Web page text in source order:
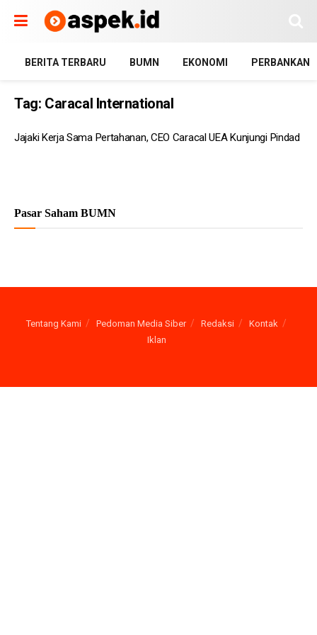
BERITA TERBARU BUMN EKONOMI PERBANKAN
Tag: Caracal International
Jajaki Kerja Sama Pertahanan, CEO Caracal UEA Kunjungi Pindad
Pasar Saham BUMN
Tentang Kami Pedoman Media Siber Redaksi
Kontak
Iklan